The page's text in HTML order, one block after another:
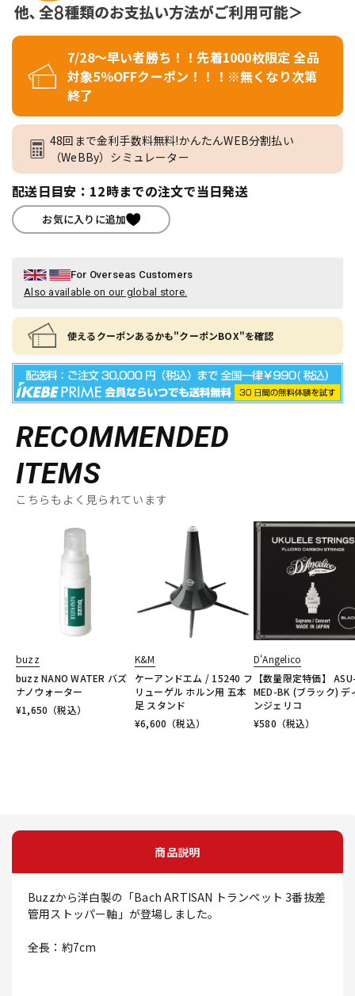
7/28～早い者勝ち！！先着1000枚限定 全品
対象5％OFFクーポン！！！※無くなり次第
終了
48回まで金利手数料無料!かんたんWEB分割払い
（WeBBy）シミュレーター
配送日目安：12時までの注文で当日発送
お気に入りに追加
For Overseas Customers
Also available on our global store.
使えるクーポンあるかも"クーポンBOX"を確認
RECOMMENDED
ITEMS
こちらもよく見られています
buzz
buzz NANO WATER バズ
ナノウォーター
¥1,650 （税込）
K&M
ケーアンドエム / 15240 フ
リューゲル ホルン用 五本
足 スタンド
¥6,600 （税込）
D'Angelico
【数量限定特価】
MED-BK (ブラック) デ
ンジェリコ
¥580 （税込）
商品説明
Buzzから洋白製の「Bach ARTISAN トランペット 3番抜差
管用ストッパー軸」が登場しました。
全長：約7cm